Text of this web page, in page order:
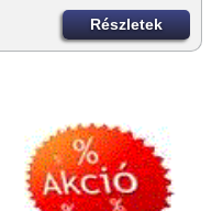
Részletek